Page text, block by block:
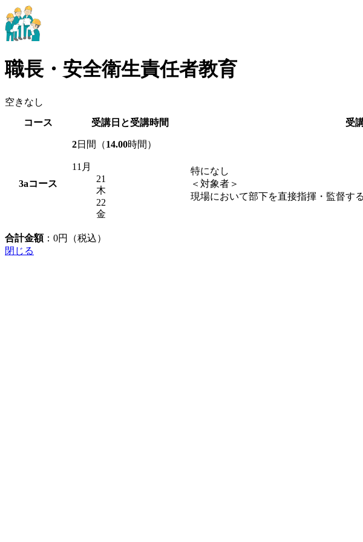
職長・安全衛生責任者教育
空きなし
コース
受講日と受講時間 受
3aコース
2日間（14.00時間）
11月
21
木
22
金
特になし
＜対象者＞
現場において部下を直接指揮・監督す
合計金額： 0円（税込）
閉じる